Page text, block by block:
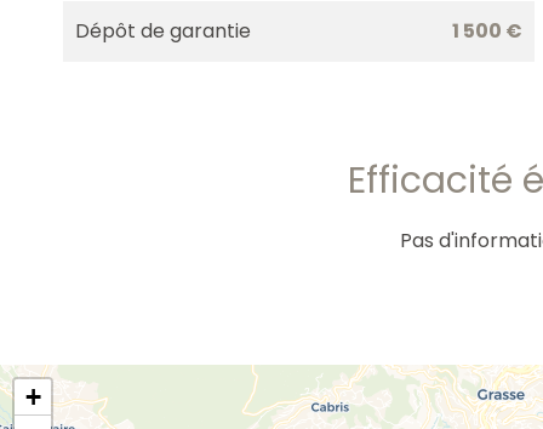
Dépôt de garantie 1 500 €
Efficacité
Pas
+